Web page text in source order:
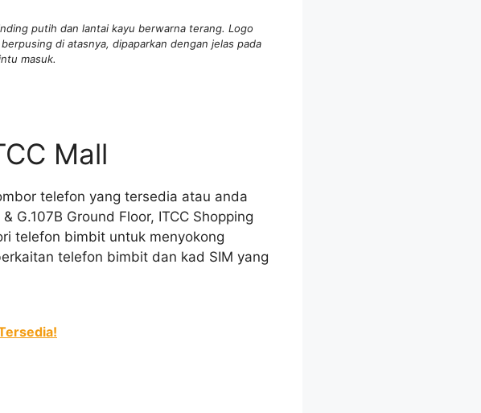
putih dan lantai kayu berwarna terang. Logo
di atasnya, dipaparkan dengan jelas pada
masuk.
Mall
telefon yang tersedia atau anda
G.107B Ground Floor, ITCC Shopping
telefon bimbit untuk menyokong
telefon bimbit dan kad SIM yang